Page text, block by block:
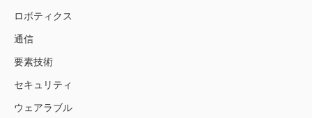
ロボティクス
通信
要素技術
セキュリティ
ウェアラブル